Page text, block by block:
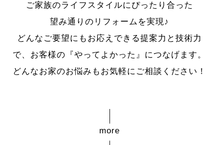
ご家族のライフスタイルにぴったり合った
望み通りのリフォームを実現♪
どんなご要望にもお応えできる提案力と技術力
で、お客様の『やってよかった』につなげます。
どんなお家のお悩みもお気軽にご相談ください！